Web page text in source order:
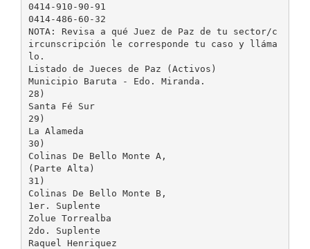
0414-910-90-91
0414-486-60-32
NOTA: Revisa a qué Juez de Paz de tu sector/c
ircunscripción le corresponde tu caso y lláma
lo.
Listado de Jueces de Paz (Activos)
Municipio Baruta - Edo. Miranda.
28)
Santa Fé Sur
29)
La Alameda
30)
Colinas De Bello Monte A,
(Parte Alta)
31)
Colinas De Bello Monte B,
1er. Suplente
Zolue Torrealba
2do. Suplente
Raquel Henriquez